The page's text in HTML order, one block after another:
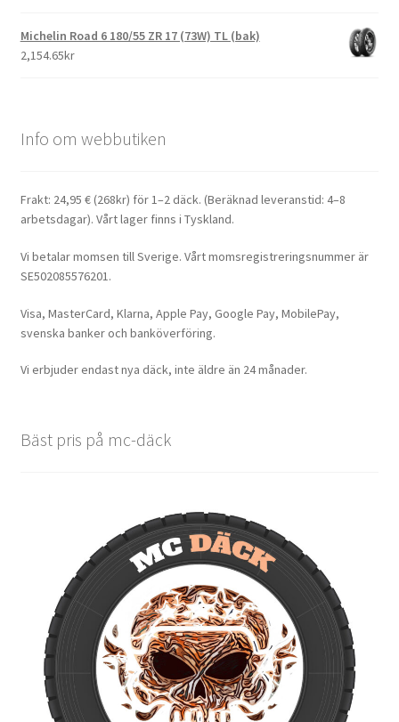
Michelin Road 6 180/55 ZR 17 (73W) TL (bak)
2,154.65kr
Info om webbutiken
Frakt: 24,95 € (268kr) för 1–2 däck. (Beräknad leveranstid: 4–8
arbetsdagar). Vårt lager finns i Tyskland.
Vi betalar momsen till Sverige. Vårt momsregistreringsnummer är
SE502085576201.
Visa, MasterCard, Klarna, Apple Pay, Google Pay, MobilePay,
svenska banker och banköverföring.
Vi erbjuder endast nya däck, inte äldre än 24 månader.
Bäst pris på mc-däck